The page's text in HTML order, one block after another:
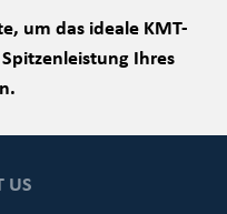
um das ideale KMT-
Ihres
US